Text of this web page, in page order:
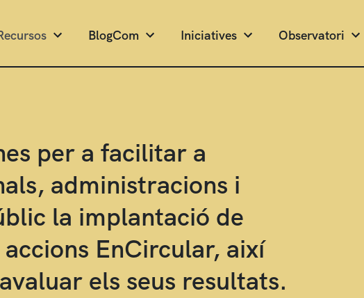
BlogCom Iniciatives Observatori
per a facilitar a
administracions i
la implantació de
EnCircular, així
els seus resultats.